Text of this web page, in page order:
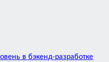
в бэкенд-разработке